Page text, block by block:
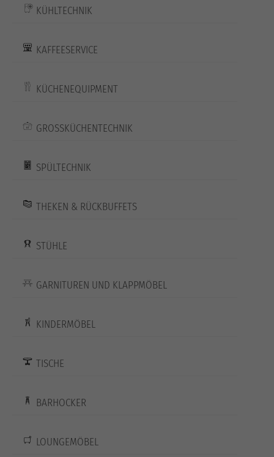
KÜHLTECHNIK
KAFFEESERVICE
KÜCHENEQUIPMENT
GROSSKÜCHENTECHNIK
SPÜLTECHNIK
THEKEN & RÜCKBUFFETS
STÜHLE
GARNITUREN UND KLAPPMÖBEL
KINDERMÖBEL
TISCHE
BARHOCKER
LOUNGEMÖBEL